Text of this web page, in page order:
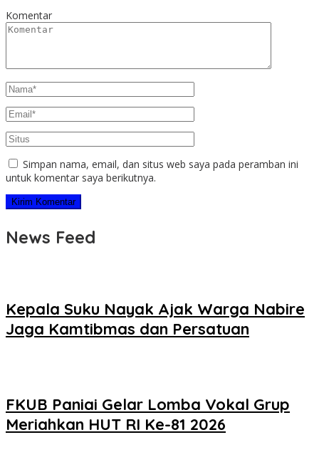
Komentar
Simpan nama, email, dan situs web saya pada peramban ini
untuk komentar saya berikutnya.
News Feed
Kepala Suku Nayak Ajak Warga Nabire
Jaga Kamtibmas dan Persatuan
FKUB Paniai Gelar Lomba Vokal Grup
Meriahkan HUT RI Ke-81 2026